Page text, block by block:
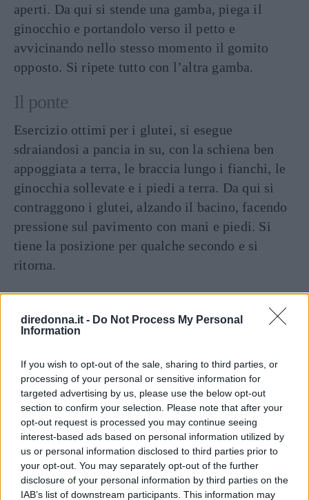
diredonna.it - Do Not Process My Personal
Information
If you wish to opt-out of the sale, sharing to third parties, or
processing of your personal or sensitive information for
targeted advertising by us, please use the below opt-out
section to confirm your selection. Please note that after your
opt-out request is processed you may continue seeing
interest-based ads based on personal information utilized by
us or personal information disclosed to third parties prior to
your opt-out. You may separately opt-out of the further
disclosure of your personal information by third parties on the
IAB’s list of downstream participants. This information may
aperti. Da qui si stende una gamba, piega il
ginocchio e portandolo verso il petto e
avvicinando nello stesso momento il gomito
opposto. Si ripete tutto con l’altra gamba.
Il ponte
Esercizio ottimi per i glutei, si esegue
sdraiandosi a pancia in su, con la schiena ben
appoggiata a terra, le braccia lungo i fianchi, le
ginocchia sollevate e i piedi a terra. Da qui si
contraggono i glutei, alzando il bacino, facendo
pressione sul pavimento con mani e piedi. Si
tiene la posizione per qualche secondo e si
ritorna.
Affondi
Partendo in piedi, si porta una gamba in avanti,
pavimento con il ginocchio. Qui si tiene la
posizione per qualche secondo per poi tornare a
quella iniziale avendo cura di contrarre glutei e
addome, e si ripete il tutto con l’altra gambe per
qualche serie ciascuna.
Continua a leggere dopo la pubblicità